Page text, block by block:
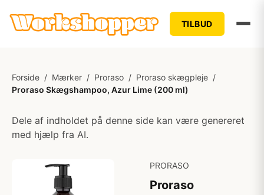
TILBUD
Forside / Mærker / Proraso / Proraso skægpleje /
Proraso Skægshampoo, Azur Lime (200 ml)
Dele af indholdet på denne side kan være genereret
med hjælp fra AI.
PRORASO
Proraso